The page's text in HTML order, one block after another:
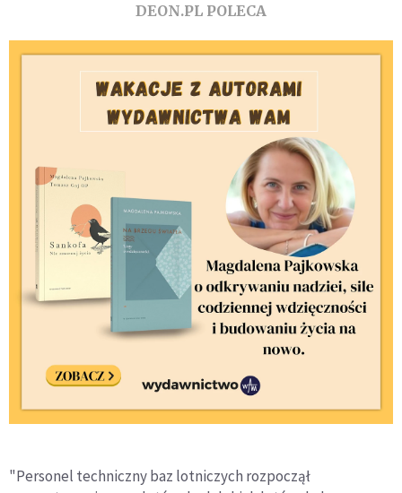
DEON.PL POLECA
"Personel techniczny baz lotniczych rozpoczął